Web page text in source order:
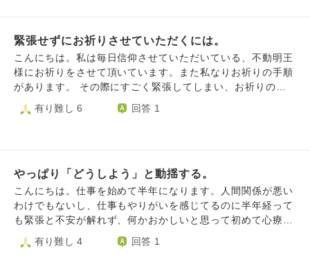
緊張せずにお祈りさせていただくには。
こんにちは。私は毎日信仰させていただいている、不動明王
様にお祈りをさせて頂いています。また私なりお祈りの手順
があります。 その際にすごく緊張してしまい、お祈りの手
順を間違えてはいけないと思い、体に力が入りすぎてしまっ
たり、しっかりと感謝の気持ちがお伝え出来ていないのでは
よろしくお願い致します。
有り難し 6 回答 1
やっぱり「どうしよう」と動揺する。
こんにちは。仕事を始めて半年になります。人間関係が悪い
わけでもないし、仕事もやりがいを感じてるのに半年経って
も緊張と不安が解れず、何かおかしいと思って初めて心療内
科に行くと、社交不安症と診断されました。 薬を飲んでみ
たものの、緊張や不安どころか副作用で仕事どころじゃな
有り難し 4 回答 1